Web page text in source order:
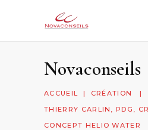
Novaconseils
ACCUEIL | CRÉATION
|
THIERRY CARLIN, PDG,
CONCEPT HELIO WATER